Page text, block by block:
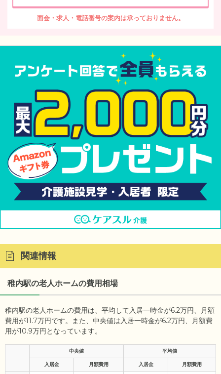
面会・求人・電話番号の案内は承っておりません。
関連情報
稚内駅の老人ホームの費用相場
稚内駅の老人ホームの費用は、平均して入居一時金が6.2万円、月額
費用が11.7万円です。また、中央値は入居一時金が6.2万円、月額費
用が10.9万円となっています。
中央値 平均値
入居金 月額費用 入居金 月額費用